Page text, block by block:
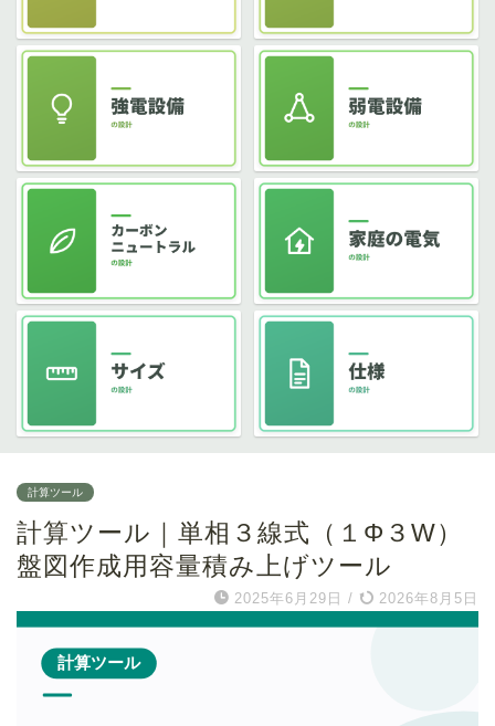
計算ツール
計算ツール｜単相３線式（１Φ３W）
盤図作成用容量積み上げツール
2025年6月29日 / 2026年8月5日